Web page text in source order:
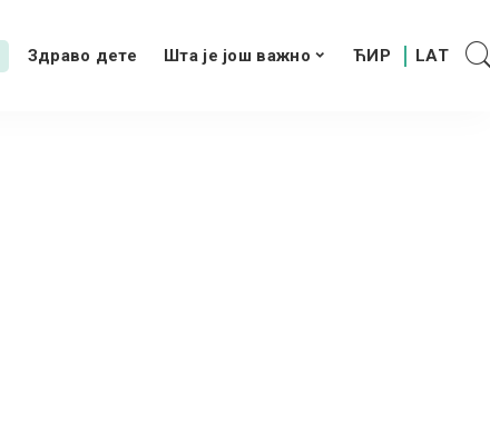
Здраво дете Шта је још важно